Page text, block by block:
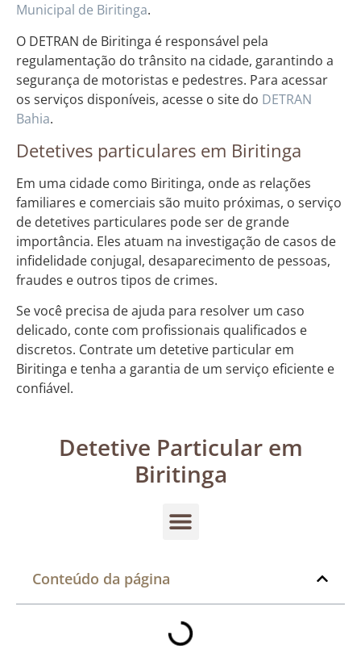
Municipal de Biritinga.
O DETRAN de Biritinga é responsável pela
regulamentação do trânsito na cidade, garantindo a
segurança de motoristas e pedestres. Para acessar
os serviços disponíveis, acesse o site do DETRAN
Bahia.
Detetives particulares em Biritinga
Em uma cidade como Biritinga, onde as relações
familiares e comerciais são muito próximas, o serviço
de detetives particulares pode ser de grande
importância. Eles atuam na investigação de casos de
infidelidade conjugal, desaparecimento de pessoas,
fraudes e outros tipos de crimes.
Se você precisa de ajuda para resolver um caso
delicado, conte com profissionais qualificados e
discretos. Contrate um detetive particular em
Biritinga e tenha a garantia de um serviço eficiente e
confiável.
Detetive Particular em
Biritinga
Conteúdo da página